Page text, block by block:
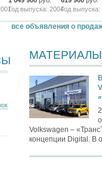
Год выпуска: 2004Год выпуска:
все объявления о
Volkswagen –
концепции Digital. В